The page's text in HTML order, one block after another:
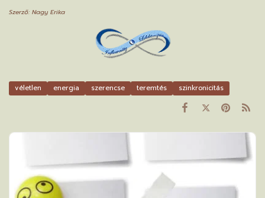
Szerző: Nagy Erika
véletlen energia szerencse teremtés szinkronicitás